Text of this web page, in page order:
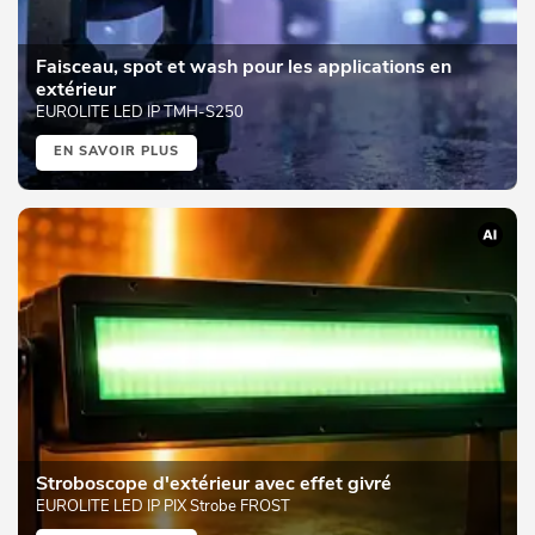
Faisceau, spot et wash pour les applications en
extérieur
EUROLITE LED IP TMH-S250
EN SAVOIR PLUS
Stroboscope d'extérieur avec effet givré
EUROLITE LED IP PIX Strobe FROST